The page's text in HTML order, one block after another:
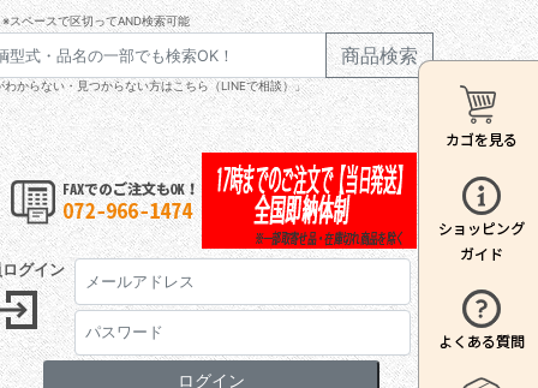
※スペースで区切ってAND検索可能
商品検索
わからない・見つからない方はこちら（LINEで相談）」
グイン